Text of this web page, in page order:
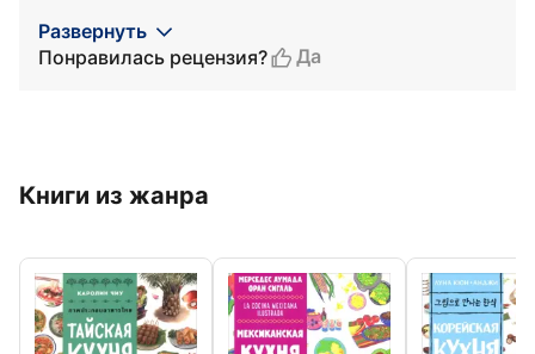
Развернуть
Понравилась рецензия?
Да
Книги из жанра